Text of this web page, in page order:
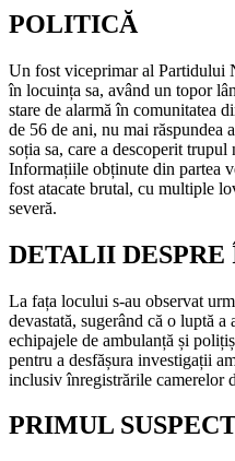
POLITICĂ
Un fost viceprimar al Partidului
în locuința sa, având un topor
stare de alarmă în comunitatea
de 56 de ani, nu mai răspundea
soția sa, care a descoperit
Informațiile obținute din partea
fost atacate brutal, cu multiple
severă.
DETALII DESPRE
La fața locului s-au observat
devastată, sugerând că o luptă
echipajele de ambulanță și
pentru a desfășura investigații
inclusiv înregistrările camerelor
PRIMUL